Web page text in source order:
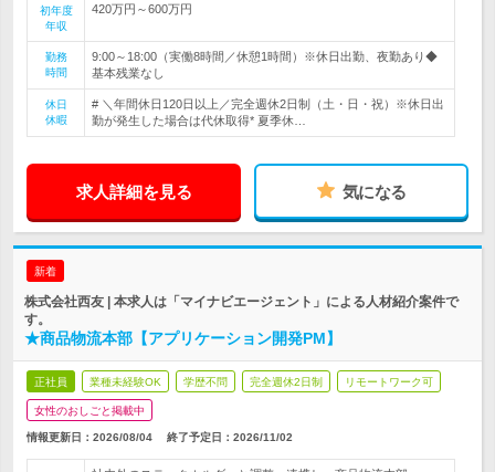
初年度
年収
420万円～600万円
勤務
時間
9:00～18:00（実働8時間／休憩1時間）※休日出勤、夜勤あり◆
基本残業なし
休日
休暇
# ＼年間休日120日以上／完全週休2日制（土・日・祝）※休日出
勤が発生した場合は代休取得* 夏季休…
求人詳細を見る 気になる
新着
株式会社西友 | 本求人は「マイナビエージェント」による人材紹介案件で
す。
★商品物流本部【アプリケーション開発PM】
正社員 業種未経験OK 学歴不問 完全週休2日制 リモートワーク可
女性のおしごと掲載中
情報更新日：2026/08/04 終了予定日： 2026/11/02